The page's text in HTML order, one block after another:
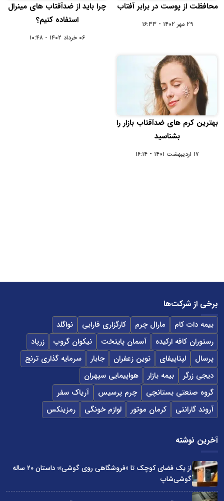
محافظت از پوست در برابر آفتاب
۲۹ مهر ۱۴۰۲ - ۱۶:۳۳
چرا باید از ضدآفتاب های مینرال
استفاده کنیم؟
۰۶ خرداد ۱۴۰۲ - ۱۰:۴۸
بهترین کرم های ضدآفتاب بازار را
بشناسید
۱۷ اردیبهشت ۱۴۰۱ - ۱۶:۱۴
برخی از شرکت‌ها
بیمه دات کام مارال چرم کارگزاری فارابی
نواگلد
رستوران کافه ارکیده
آسمان پایتخت نیکوان گروپ
زرپاد
پرسال
لپتاپیفای نوین زعفران جابار
سرمایه گذاری ترنج
دیجی زرگر
بیمه بازار
هواپیمایی سپهران
گروه صنعتی بستانچی
چرم پرسیس
آریاک سفر
آروند گارانتی
کرمان موتور لوازم خونگی رمزینکس
آخرین نوشته
از یک فضای کوچک تا «فروشگاهی روی گوشی»؛ داستان ۲۰ ساله
گوشی‌شاپ